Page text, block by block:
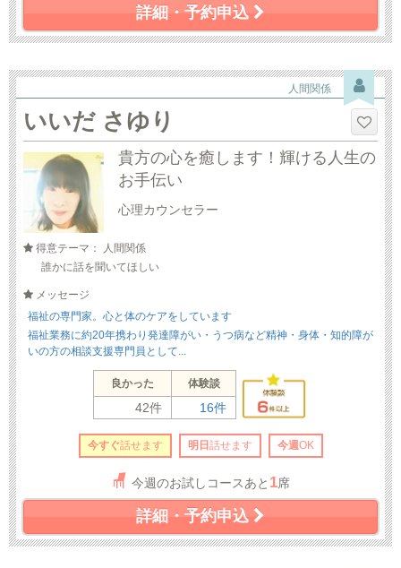
詳細・予約申込
人間関係
いいだ さゆり
貴方の心を癒します！輝ける人生の
お手伝い
心理カウンセラー
得意テーマ： 人間関係
誰かに話を聞いてほしい
メッセージ
福祉の専門家。心と体のケアをしています
福祉業務に約20年携わり発達障がい・うつ病など精神・身体・知的障が
いの方の相談支援専門員として...
良かった 体験談
42件 16件
今すぐ話せます 明日 話せます 今週OK
今週のお試しコースあと 1席
詳細・予約申込